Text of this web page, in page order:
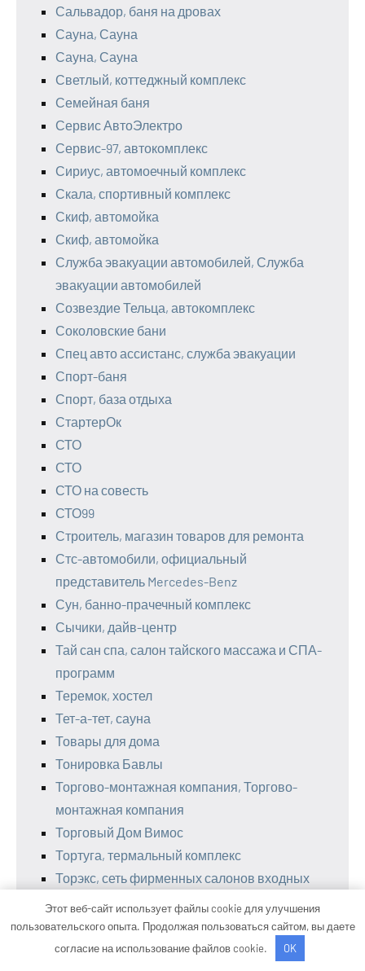
Сальвадор, баня на дровах
Сауна, Сауна
Сауна, Сауна
Светлый, коттеджный комплекс
Семейная баня
Сервис АвтоЭлектро
Сервис-97, автокомплекс
Сириус, автомоечный комплекс
Скала, спортивный комплекс
Скиф, автомойка
Скиф, автомойка
Служба эвакуации автомобилей, Служба
эвакуации автомобилей
Созвездие Тельца, автокомплекс
Соколовские бани
Спец авто ассистанс, служба эвакуации
Спорт-баня
Спорт, база отдыха
СтартерОк
СТО
СТО
СТО на совесть
СТО99
Строитель, магазин товаров для ремонта
Стс-автомобили, официальный
представитель Mercedes-Benz
Сун, банно-прачечный комплекс
Сычики, дайв-центр
Тай сан спа, салон тайского массажа и СПА-
программ
Теремок, хостел
Тет-а-тет, сауна
Товары для дома
Тонировка Бавлы
Торгово-монтажная компания, Торгово-
монтажная компания
Торговый Дом Вимос
Тортуга, термальный комплекс
Торэкс, сеть фирменных салонов входных
Три медведя, банный комплекс
Тыгын Дархан, оздоровительный комплекс
Этот веб-сайт использует файлы cookie для улучшения
пользовательского опыта. Продолжая пользоваться сайтом, вы даете
согласие на использование файлов cookie.
OK